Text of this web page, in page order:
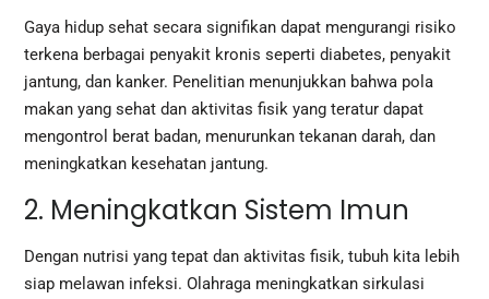
Gaya hidup sehat secara signifikan dapat mengurangi risiko
terkena berbagai penyakit kronis seperti diabetes, penyakit
jantung, dan kanker. Penelitian menunjukkan bahwa pola
makan yang sehat dan aktivitas fisik yang teratur dapat
mengontrol berat badan, menurunkan tekanan darah, dan
meningkatkan kesehatan jantung.
2. Meningkatkan Sistem Imun
Dengan nutrisi yang tepat dan aktivitas fisik, tubuh kita lebih
siap melawan infeksi. Olahraga meningkatkan sirkulasi